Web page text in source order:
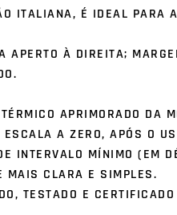
ITALIANA, É IDEAL PARA
APERTO À DIREITA;
APRIMORADO DA
A ZERO, APÓS O
INTERVALO MÍNIMO (EM
MAIS CLARA E SIMPLES.
TESTADO E